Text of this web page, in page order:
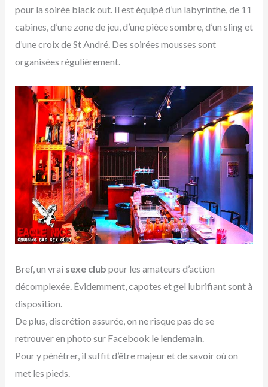
pour la soirée black out. Il est équipé d’un labyrinthe, de 11
cabines, d’une zone de jeu, d’une pièce sombre, d’un sling et
d’une croix de St André. Des soirées mousses sont
organisées régulièrement.
Bref, un vrai sexe club pour les amateurs d’action
décomplexée. Évidemment, capotes et gel lubrifiant sont à
disposition.
De plus, discrétion assurée, on ne risque pas de se
retrouver en photo sur Facebook le lendemain.
Pour y pénétrer, il suffit d’être majeur et de savoir où on
met les pieds.